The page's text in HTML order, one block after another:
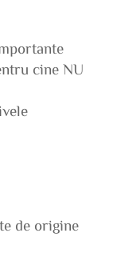
cine NU
de origine